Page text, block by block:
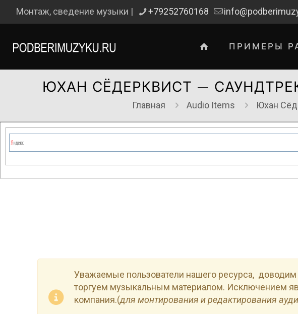
Монтаж, сведение музыки | +79252760168
ПРИМЕРЫ
ЮХАН СЁДЕРКВИСТ —
Главная Audio Items Юхан
Уважаемые пользователи нашего ресурса, доводим
торгуем музыкальным материалом. Исключением
компания.(для монтирования и редактирования